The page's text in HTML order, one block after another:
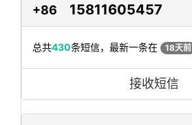
+86 15811605457
总共430条短信，最新一条在 18天前
接收短信